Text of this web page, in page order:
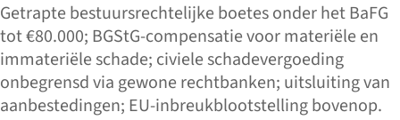
Getrapte bestuursrechtelijke boetes onder het BaFG
tot €80.000; BGStG-compensatie voor materiële en
immateriële schade; civiele schadevergoeding
onbegrensd via gewone rechtbanken; uitsluiting van
aanbestedingen; EU-inbreukblootstelling bovenop.